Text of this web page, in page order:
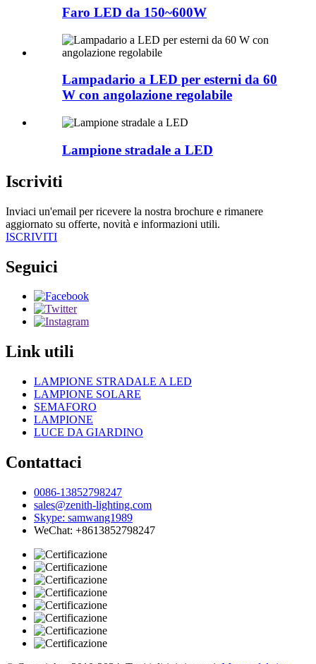
Faro LED da 150~600W
Lampadario a LED per esterni da 60
W con angolazione regolabile
Lampione stradale a LED
Iscriviti
Inviaci un'email per ricevere la nostra brochure e rimanere
aggiornato su offerte, novità e informazioni utili.
ISCRIVITI
Seguici
Link utili
LAMPIONE STRADALE A LED
LAMPIONE SOLARE
SEMAFORO
LAMPIONE
LUCE DA GIARDINO
Contattaci
0086-13852798247
sales@zenith-lighting.com
Skype: samwang1989
WeChat: +8613852798247